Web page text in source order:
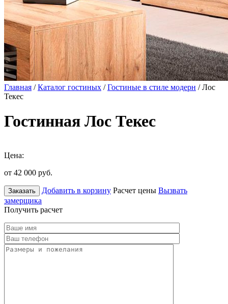
Главная /Каталог гостиных /Гостиные в стиле модерн / Лос
Текес
Гостинная Лос Текес
Цена:
от 42 000 руб.
Заказать Добавить в корзину Расчет цены Вызвать
замерщика
Получить расчет